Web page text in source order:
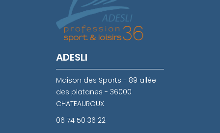
ADESLI
Maison des Sports - 89 allée
des platanes - 36000
CHATEAUROUX
06 74 50 36 22